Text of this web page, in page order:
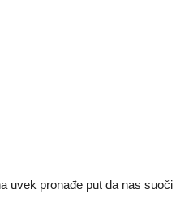
uvek pronađe put da nas suoči